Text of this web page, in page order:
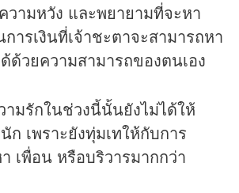
วามหวัง และพยายามที่จะหา
ารเงินที่เจ้าชะตาจะสามารถหา
ด้วยความสามารถของตนเอง
ามรักในช่วงนี้นั้นยังไม่ได้ให้
ก เพราะยังทุ่มเทให้กับการ
เพื่อน หรือบริวารมากกว่า